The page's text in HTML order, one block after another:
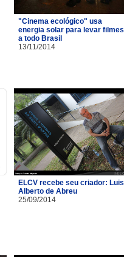
"Cinema ecológico" usa
energia solar para levar filmes
a todo Brasil
13/11/2014
ELCV recebe seu criador: Luis
Alberto de Abreu
25/09/2014